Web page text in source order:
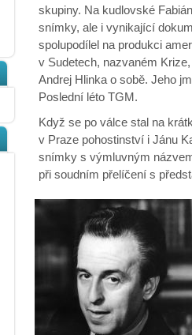
skupiny. Na kudlovské
snímky, ale i vynikající
spolupodílel na produkci
v Sudetech, nazvaném
Andrej Hlinka o sobě. Jeho
Poslední léto TGM.
Když se po válce stal na
v Praze pohostinství i Jánu
snímky s výmluvným
při soudním přelíčení s